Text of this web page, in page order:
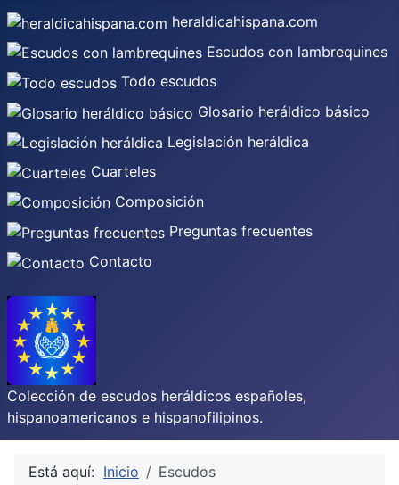
heraldicahispana.com
Escudos con lambrequines
Todo escudos
Glosario heráldico básico
Legislación heráldica
Cuarteles
Composición
Preguntas frecuentes
Contacto
Colección de escudos heráldicos españoles,
hispanoamericanos e hispanofilipinos.
Está aquí: Inicio Escudos